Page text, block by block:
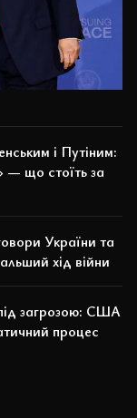
і Путіним:
що стоїть за
України та
хід війни
загрозою: США
процес